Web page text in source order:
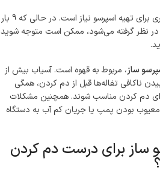
هرچه فشار بیشتر باشد زمان کمتری برای تهیه اسپرسو نیاز است. در حالی که 9 بار
یک شات در نظر گرفته می‌شود، ممکن است متوجه شوید
ساز، مربوط به قهوه است. آسیاب بیش از
ناکافی تفاله‌ها قبل از دم کردن، همگی
دم کردن مناسب شوند. همچنین مشکلات
معیوب بودن پمپ یا جریان کم آب به دستگاه
ساز برای درست دم کردن